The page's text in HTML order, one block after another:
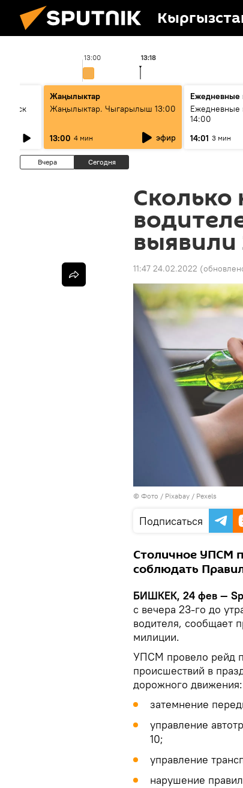
13:00 13:18
Жаңылыктар
Жаңылыктар. Чыгарылыш 13:00
13:00 4 мин эфир
Ежедневные
Ежедневные
14:00
14:01 3 мин
Вчера Сегодня
Сколько
выявили
11:47 24.02.2022
© Фото / Pixabay / Pexels
Подписаться
Столичное УПСМ
соблюдать
БИШКЕК, 24 фев —
с вечера 23-го до
водителя, сообщает
милиции.
УПСМ провело рейд
происшествий в
дорожного движения:
затемнение
управление
10;
управление
нарушение